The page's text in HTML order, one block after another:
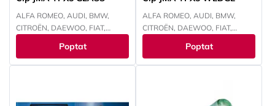
ALFA ROMEO, AUDI, BMW,
CITROËN, DAEWOO, FIAT,
CHEVROLET, CHRYSLER, ISUZU,
IVECO, JEEP, KAWASAKI, KIA,
OPEL, PEUGEOT, RENAULT,
Poptat
ALFA ROMEO, AUDI, BMW,
CITROËN, DAEWOO, FIAT,
CHEVROLET, CHRYSLER, ISUZU,
IVECO, JEEP, KAWASAKI, KIA,
OPEL, PEUGEOT, RENAULT,
Poptat